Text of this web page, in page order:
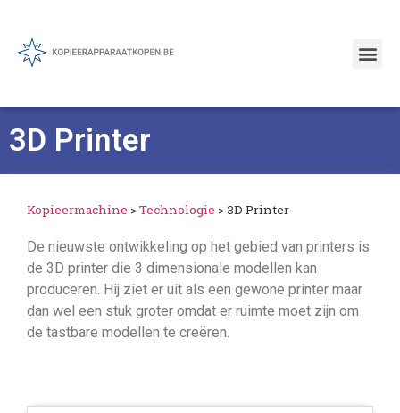
3D Printer
Kopieermachine >Technologie > 3D Printer
De nieuwste ontwikkeling op het gebied van printers is
de 3D printer die 3 dimensionale modellen kan
produceren. Hij ziet er uit als een gewone printer maar
dan wel een stuk groter omdat er ruimte moet zijn om
de tastbare modellen te creëren.